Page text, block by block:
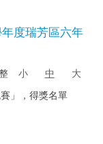
年度瑞芳區六年
小 中
大
」，得獎名單